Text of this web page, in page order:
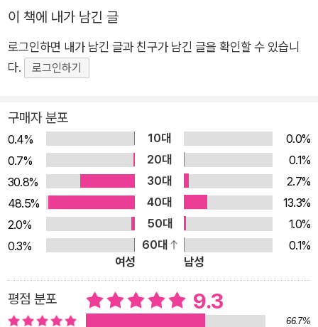
을 아이가 들은 것이다. 오랜 기간 초등 학교에서 교편을 잡았던
작가는 아이들과 함께 생활하며 아이들을 잘 이해하게 된 것을 바
탕으로, 이혼을 아이들 입장에서 바라보며 아이들의 마음을 대변
해 줄 동화를 쓰고자 했다. 그래서 『우리는 한편이야』에는 부모의
도 금세 즐겁고 재미있는 것에 관심을 쏟는 아이들의 심리가 아주
잘 그려져 있다. 아이들의 순수한 모습과 아이들을 바라보는 작가
의 따뜻한 시선에, ‘이혼’을 둘러싼 문제 속에서 우리가 정말 놓치
지 말아야 할 것이 무엇인지 되짚게 된다. 또한 이 책은 자신들의
잣대를 적용하여 아이들에게 판단을 강요하거나 혹은 아이들의
사고를 멋대로 단정하여 보려 했던 어른들에게 큰 깨달음의 기회
가 될 것이다.
이 책에 내가 남긴 글
로그인하면 내가 남긴 글과 친구가 남긴 글을 확인할 수 있습니
다.
로그인하기
구매자 분포
0.4% 10대
0.0%
0.7%
20대
0.1%
30.8%
30대
2.7%
48.5%
40대
13.3%
2.0%
50대
1.0%
0.3%
60대
0.1%
여성
남성
평점 분포 9.3
66.7%